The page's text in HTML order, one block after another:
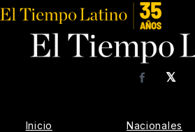
𝕏
Facebook
Inicio Nacionales